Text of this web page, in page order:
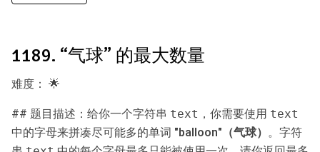
1189. “气球” 的最大数量
难度： 🌟
## 题目描述：给你一个字符串 text ，你需要使用 text
中的字母来拼凑尽可能多的单词 "balloon"（气球） 。字符